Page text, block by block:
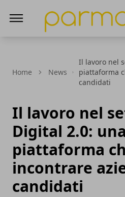
Home News
Il lavoro nel
piattaforma
candidati
Il lavoro nel
Digital 2.0: una
piattaforma
incontrare
candidati